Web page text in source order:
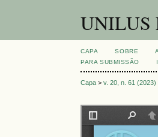
UNILUS
CAPA SOBRE
PARA SUBMISSÃO
Capa >v. 20, n. 61 (2023)